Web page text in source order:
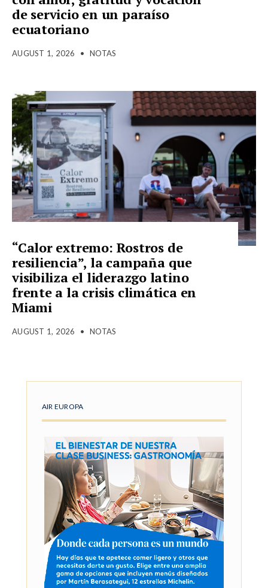
de servicio en un paraíso
ecuatoriano
AUGUST 1, 2026 • NOTAS
“Calor extremo: Rostros de
resiliencia”, la campaña que
visibiliza el liderazgo latino
frente a la crisis climática en
Miami
AUGUST 1, 2026 • NOTAS
AIR EUROPA